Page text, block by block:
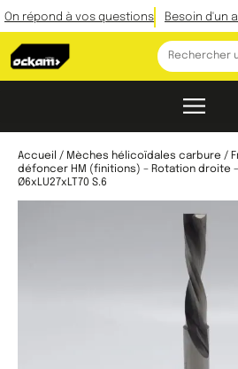
On répond à vos questions Besoin d'un
Accueil / Mèches hélicoïdales carbure /
défoncer HM (finitions) – Rotation droite
Ø6xLU27xLT70 S.6